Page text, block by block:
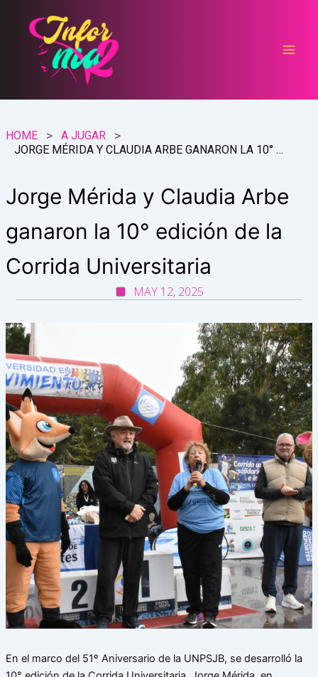
contenido
HOME
A JUGAR
JORGE MÉRIDA Y CLAUDIA ARBE GANARON LA 10° EDICIÓN DE LA CORRIDA UNIVERSITARIA
Jorge Mérida y Claudia Arbe
ganaron la 10° edición de la
Corrida Universitaria
MAY 12, 2025
En el marco del 51º Aniversario de la UNPSJB, se desarrolló la